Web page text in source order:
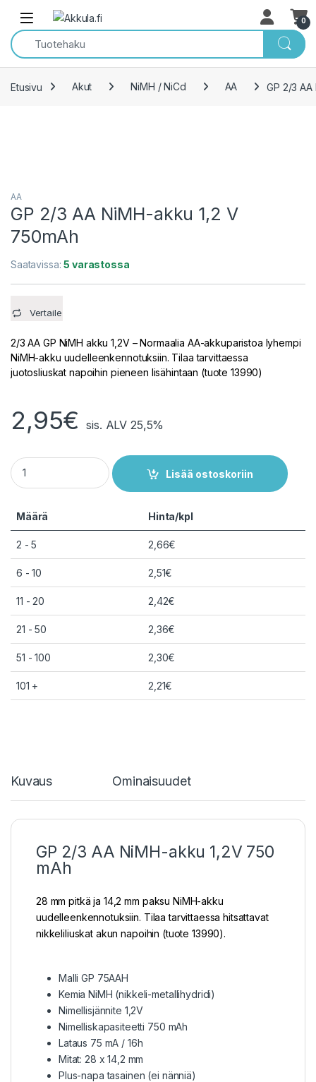
Skip to navigation
Skip to content
Open 0
Etusivu Akut NiMH / NiCd AA GP 2/3
AA
GP 2/3 AA NiMH-akku 1,2 V
750mAh
Saatavissa:5 varastossa
Vertaile
2/3 AA GP NiMH akku 1,2V – Normaalia AA-akkuparistoa lyhempi
NiMH-akku uudelleenkennotuksiin. Tilaa tarvittaessa
juotosliuskat napoihin pieneen lisähintaan (tuote 13990)
2,95€ sis. ALV 25,5%
GP 2/3 AA NiMH-akku 1,2 V 750mAh quantity
Lisää ostoskoriin
Määrä Hinta/kpl
2 - 5 2,66€
6 - 10 2,51€
11 - 20 2,42€
21 - 50 2,36€
51 - 100 2,30€
101 + 2,21€
Kuvaus Ominaisuudet
GP 2/3 AA NiMH-akku 1,2V 750
mAh
28 mm pitkä ja 14,2 mm paksu NiMH-akku
uudelleenkennotuksiin. Tilaa tarvittaessa hitsattavat
nikkeliliuskat akun napoihin (tuote 13990).
Malli GP 75AAH
Kemia NiMH (nikkeli-metallihydridi)
Nimellisjännite 1,2V
Nimelliskapasiteetti 750 mAh
Lataus 75 mA / 16h
Mitat: 28 x 14,2 mm
Plus-napa tasainen (ei nänniä)